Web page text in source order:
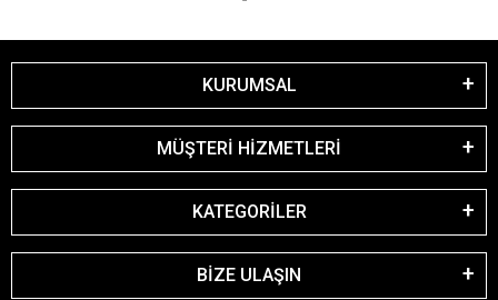
KURUMSAL
MÜŞTERİ HİZMETLERİ
KATEGORİLER
BİZE ULAŞIN